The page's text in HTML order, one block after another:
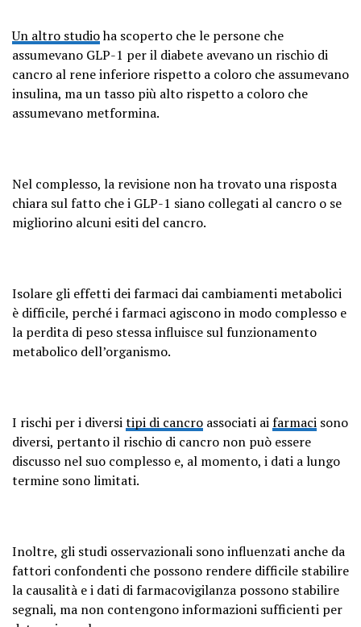
Un altro studioha scoperto che le persone che
assumevano GLP-1 per il diabete avevano un rischio di
cancro al rene inferiore rispetto a coloro che assumevano
insulina, ma un tasso più alto rispetto a coloro che
assumevano metformina.
Nel complesso, la revisione non ha trovato una risposta
chiara sul fatto che i GLP-1 siano collegati al cancro o se
migliorino alcuni esiti del cancro.
Isolare gli effetti dei farmaci dai cambiamenti metabolici
è difficile, perché i farmaci agiscono in modo complesso e
la perdita di peso stessa influisce sul funzionamento
metabolico dell’organismo.
I rischi per i diversitipi di cancro associati aifarmaci sono
diversi, pertanto il rischio di cancro non può essere
discusso nel suo complesso e, al momento, i dati a lungo
termine sono limitati.
Inoltre, gli studi osservazionali sono influenzati anche da
fattori confondenti che possono rendere difficile stabilire
la causalità e i dati di farmacovigilanza possono stabilire
segnali, ma non contengono informazioni sufficienti per